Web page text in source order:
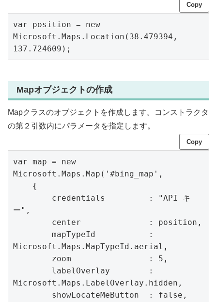
Copy
var position = new
Microsoft.Maps.Location(38.479394,
137.724609);
Mapオブジェクトの作成
Mapクラスのオブジェクトを作成します。コンストラクタ
の第２引数内にパラメータを指定します。
Copy
var map = new
Microsoft.Maps.Map('#bing_map',
ー",
Microsoft.Maps.MapTypeId.aerial,
Microsoft.Maps.LabelOverlay.hidden,